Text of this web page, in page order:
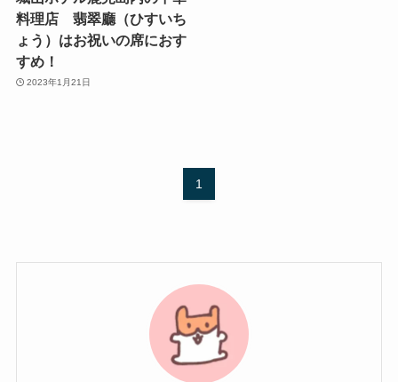
料理店 翡翠廳（ひすいち
ょう）はお祝いの席におす
すめ！
2023年1月21日
1